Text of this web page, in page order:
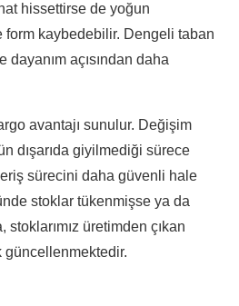
hissettirse de yoğun
form kaybedebilir. Dengeli taban
dayanım açısından daha
avantajı sunulur. Değişim
dışarıda giyilmediği sürece
sürecini daha güvenli hale
stoklar tükenmişse ya da
stoklarımız üretimden çıkan